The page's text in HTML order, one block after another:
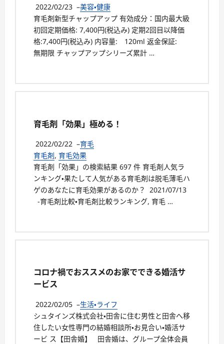
2022/02/23 –美容・健康
育毛剤新型チャップアップ 有効成分：国内最大級
初回定期価格: 7,400円(税込み) 定期2回目以降価
格:7,400円(税込み) 内容量: 120ml 返金保証:
無期限 チャップアップシリーズ累計 …
育毛剤「効果」極める！
2022/02/22 –育毛
育毛剤, 育毛効果
育毛剤「効果」の検索結果 697 件 育毛剤人気ラ
ンキング・果たして人気がある育毛剤は脱毛薄毛ハ
ゲのあなたに育毛効果があるのか？ 2021/07/13
-育毛剤比較・育毛剤比較ランキング, 育毛 …
コロナ禍でおススメのお家でできる婚活サ
ービス
2022/02/05 –生活・ライフ
シュタインズ株式会社・田舎に住む男性と田舎へ移
住したい女性専門の結婚相談所・お見合い・婚活サ
ービ ス【田舎婚】 田舎婚は、グループ全体会員